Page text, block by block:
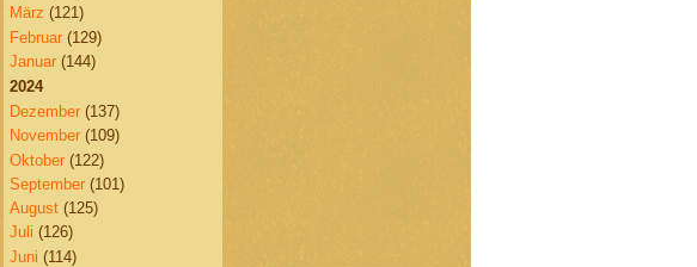
März (121)
Februar(129)
Januar(144)
2024
Dezember(137)
November(109)
Oktober(122)
September(101)
August(125)
Juli (126)
Juni (114)